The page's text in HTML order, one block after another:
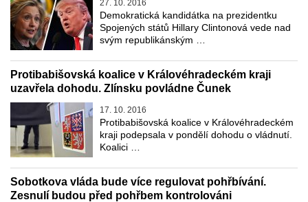
27. 10. 2016
Demokratická kandidátka na prezidentku
Spojených států Hillary Clintonová vede nad
svým republikánským …
Protibabišovská koalice v Královéhradeckém kraji
uzavřela dohodu. Zlínsku povládne Čunek
17. 10. 2016
Protibabišovská koalice v Královéhradeckém
kraji podepsala v pondělí dohodu o vládnutí.
Koalici …
Sobotkova vláda bude více regulovat pohřbívání.
Zesnulí budou před pohřbem kontrolováni